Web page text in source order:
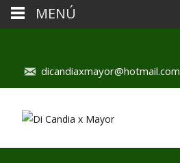
dicandiaxmayor@hotmail.com
MENÚ